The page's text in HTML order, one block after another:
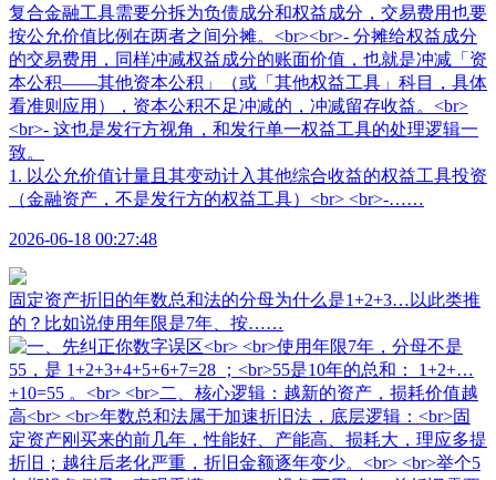
1. 以公允价值计量且其变动计入其他综合收益的权益工具投资
（金融资产，不是发行方的权益工具）<br> <br>-……
2026-06-18 00:27:48
固定资产折旧的年数总和法的分母为什么是1+2+3…以此类推
的？比如说使用年限是7年、按……